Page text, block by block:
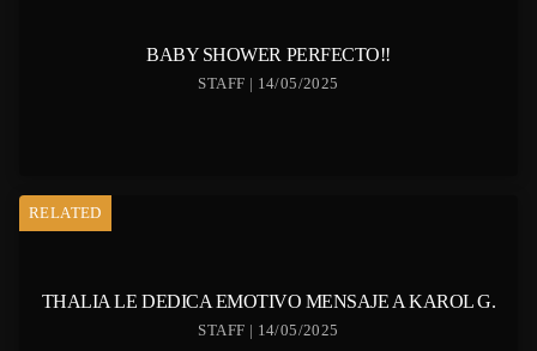
BABY SHOWER PERFECTO!!
STAFF | 14/05/2025
RELATED
THALIA LE DEDICA EMOTIVO MENSAJE A KAROL G.
STAFF | 14/05/2025